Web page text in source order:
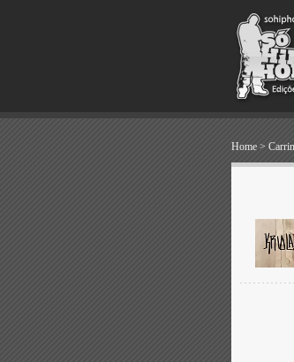
Home >